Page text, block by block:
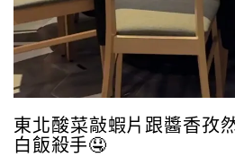
東北酸菜敲蝦片跟醬香孜
白飯殺手🤤